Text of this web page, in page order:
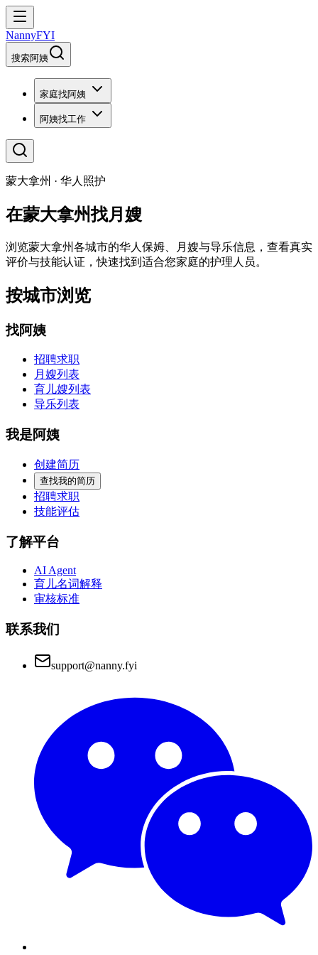
NannyFYI
搜索阿姨
家庭找阿姨
阿姨找工作
蒙大拿州 · 华人照护
在蒙大拿州找月嫂
浏览蒙大拿州各城市的华人保姆、月嫂与导乐信息，查看真实
评价与技能认证，快速找到适合您家庭的护理人员。
按城市浏览
找阿姨
招聘求职
月嫂列表
育儿嫂列表
导乐列表
我是阿姨
创建简历
查找我的简历
招聘求职
技能评估
了解平台
AI Agent
育儿名词解释
审核标准
联系我们
support@nanny.fyi